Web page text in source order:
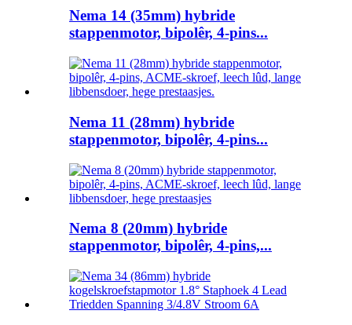
Nema 14 (35mm) hybride
stappenmotor, bipolêr, 4-pins...
Nema 11 (28mm) hybride
stappenmotor, bipolêr, 4-pins...
Nema 8 (20mm) hybride
stappenmotor, bipolêr, 4-pins,...